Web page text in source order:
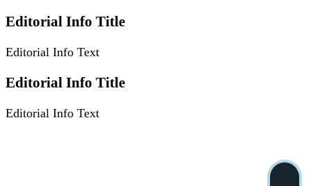
Editorial Info Title
Editorial Info Text
Editorial Info Title
Editorial Info Text